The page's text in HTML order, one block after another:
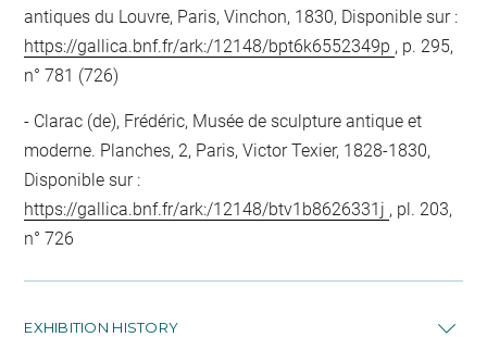
antiques du Louvre, Paris, Vinchon, 1830, Disponible sur :
https://gallica.bnf.fr/ark:/12148/bpt6k6552349p , p. 295,
n° 781 (726)
Clarac (de), Frédéric, Musée de sculpture antique et
moderne. Planches, 2, Paris, Victor Texier, 1828-1830,
Disponible sur :
https://gallica.bnf.fr/ark:/12148/btv1b8626331j , pl. 203,
n° 726
EXHIBITION HISTORY